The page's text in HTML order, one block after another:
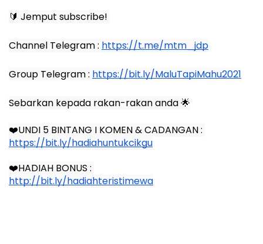
🔰 Jemput subscribe!
Channel Telegram : https://t.me/mtm_jdp
Group Telegram : https://bit.ly/MaluTapiMahu2021
Sebarkan kepada rakan-rakan anda 🌟
❤️UNDI 5 BINTANG I KOMEN & CADANGAN :
https://bit.ly/hadiahuntukcikgu
❤️HADIAH BONUS :
http://bit.ly/hadiahteristimewa